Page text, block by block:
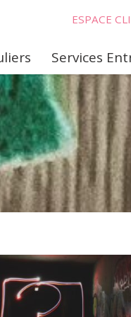
ESPACE
Services